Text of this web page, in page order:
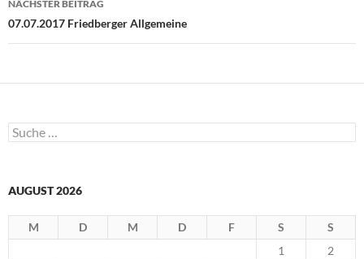
e
u
e
s
g
e
ö
e
t
NÄCHSTER BEITRAG
07.07.2017 Friedberger Allgemeine
Suche
nach:
AUGUST 2026
M D M D F S
S
1
2